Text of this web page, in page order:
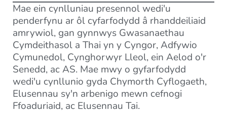
Mae ein cynlluniau presennol wedi'u
penderfynu ar ôl cyfarfodydd â rhanddeiliaid
amrywiol, gan gynnwys Gwasanaethau
Cymdeithasol a Thai yn y Cyngor, Adfywio
Cymunedol, Cynghorwyr Lleol, ein Aelod o'r
Senedd, ac AS. Mae mwy o gyfarfodydd
wedi'u cynllunio gyda Chymorth Cyflogaeth,
Elusennau sy'n arbenigo mewn cefnogi
Ffoaduriaid, ac Elusennau Tai.